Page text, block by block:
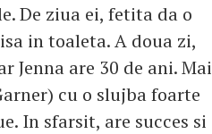
De ziua ei, fetita da o
in toaleta. A doua zi,
Jenna are 30 de ani. Mai
cu o slujba foarte
In sfarsit, are succes si